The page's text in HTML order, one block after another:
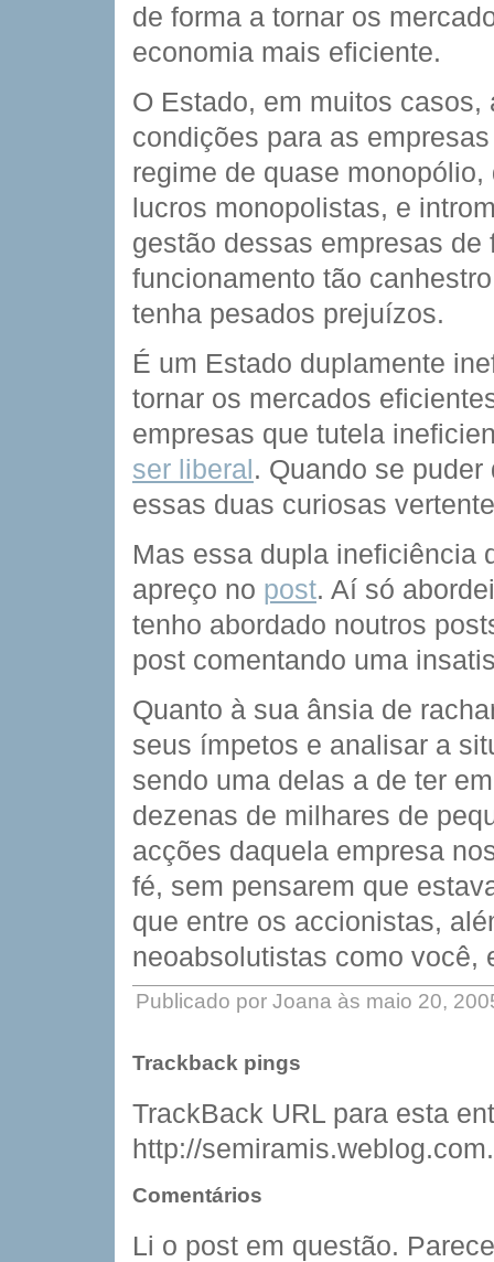
de forma a tornar os
economia mais eficiente.
O Estado, em muitos
condições para as
regime de quase
lucros monopolistas, e
gestão dessas empresas
funcionamento tão
tenha pesados prejuízos.
É um Estado duplamente
tornar os mercados
empresas que tutela
ser liberal. Quando se
essas duas curiosas
Mas essa dupla ineficiência
apreço no post. Aí só
tenho abordado noutros
post comentando uma
Quanto à sua ânsia de
seus ímpetos e analisar a
sendo uma delas a de ter
dezenas de milhares de
acções daquela empresa
fé, sem pensarem que
que entre os accionistas,
neoabsolutistas como você,
Publicado por Joana às maio 20,
Trackback pings
TrackBack URL para esta
http://
Comentários
Li o post em questão.